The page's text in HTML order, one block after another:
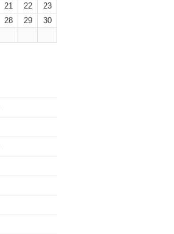
21 22
23
28 29
30